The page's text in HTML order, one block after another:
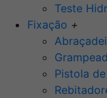
Teste
Fixação +
Pistola